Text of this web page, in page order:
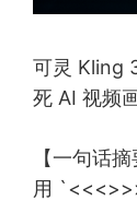
可灵 Kling
死 AI 视频
【一句话摘
用